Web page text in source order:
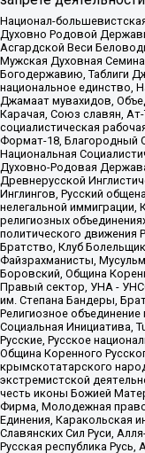
Национал-
Духовно Родовой
Асгардской Веси
Мужская Духовная
Богодержавию, Таблиги
национальное единство,
Джамаат мувахидов,
Карачая, Союз славян,
социалистическая
Формат-18, Благородный
Национальная
Духовно-Родовая
Древнерусской
Инглингов, Русский
нелегальной
религиозных
политического движения
Братство, Клуб
Файзрахманисты,
Боровский, Община
Правый сектор, УНА -
им. Степана Бандеры,
Религиозное
Социальная Инициатива,
Русские, Русское
Община Коренного
крымскотатарского
экстремистской
честь иконы Божией
Фирма, Молодежная
Единения, Каракольская
Славянских Сил Руси,
Русская республика